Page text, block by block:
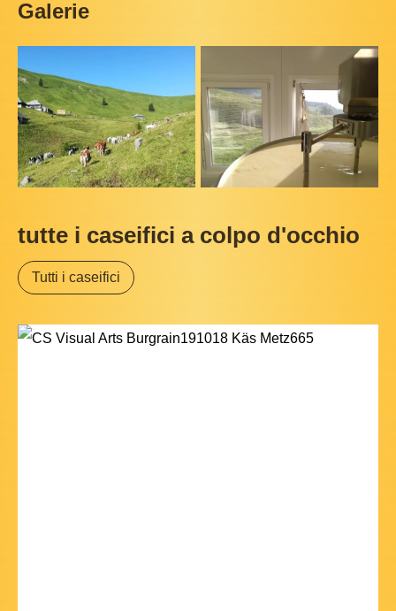
Galerie
tutte i caseifici a colpo d'occhio
Tutti i caseifici